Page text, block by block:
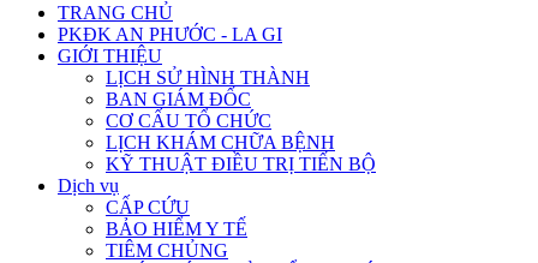
TRANG CHỦ
PKĐK AN PHƯỚC - LA GI
GIỚI THIỆU
LỊCH SỬ HÌNH THÀNH
BAN GIÁM ĐỐC
CƠ CẤU TỔ CHỨC
LỊCH KHÁM CHỮA BỆNH
KỸ THUẬT ĐIỀU TRỊ TIẾN BỘ
Dịch vụ
CẤP CỨU
BẢO HIỂM Y TẾ
TIÊM CHỦNG